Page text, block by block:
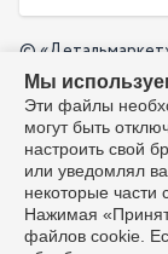
Доставка
Оптовый
Оплата
Производители
Политика в
©
Разработка:
Все упоминания
используются
товаров и
Гражданского
официальным
Мы
Эти файлы
могут быть
настроить свой
или уведомлял
некоторые части
Нажимая
файлов cookie.